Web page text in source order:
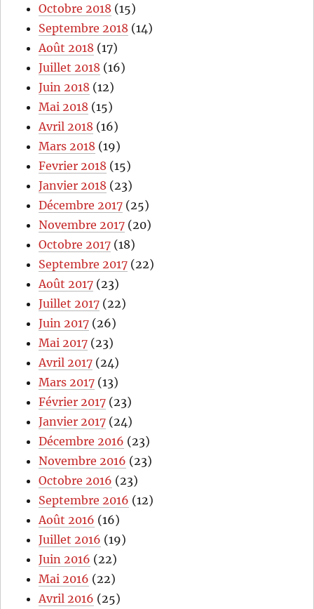
Octobre 2018 (15)
Septembre 2018 (14)
Août 2018 (17)
Juillet 2018 (16)
Juin 2018 (12)
Mai 2018 (15)
Avril 2018 (16)
Mars 2018 (19)
Fevrier 2018 (15)
Janvier 2018 (23)
Décembre 2017 (25)
Novembre 2017 (20)
Octobre 2017 (18)
Septembre 2017 (22)
Août 2017 (23)
Juillet 2017 (22)
Juin 2017 (26)
Mai 2017 (23)
Avril 2017 (24)
Mars 2017 (13)
Février 2017 (23)
Janvier 2017 (24)
Décembre 2016 (23)
Novembre 2016 (23)
Octobre 2016 (23)
Septembre 2016 (12)
Août 2016 (16)
Juillet 2016 (19)
Juin 2016 (22)
Mai 2016 (22)
Avril 2016 (25)